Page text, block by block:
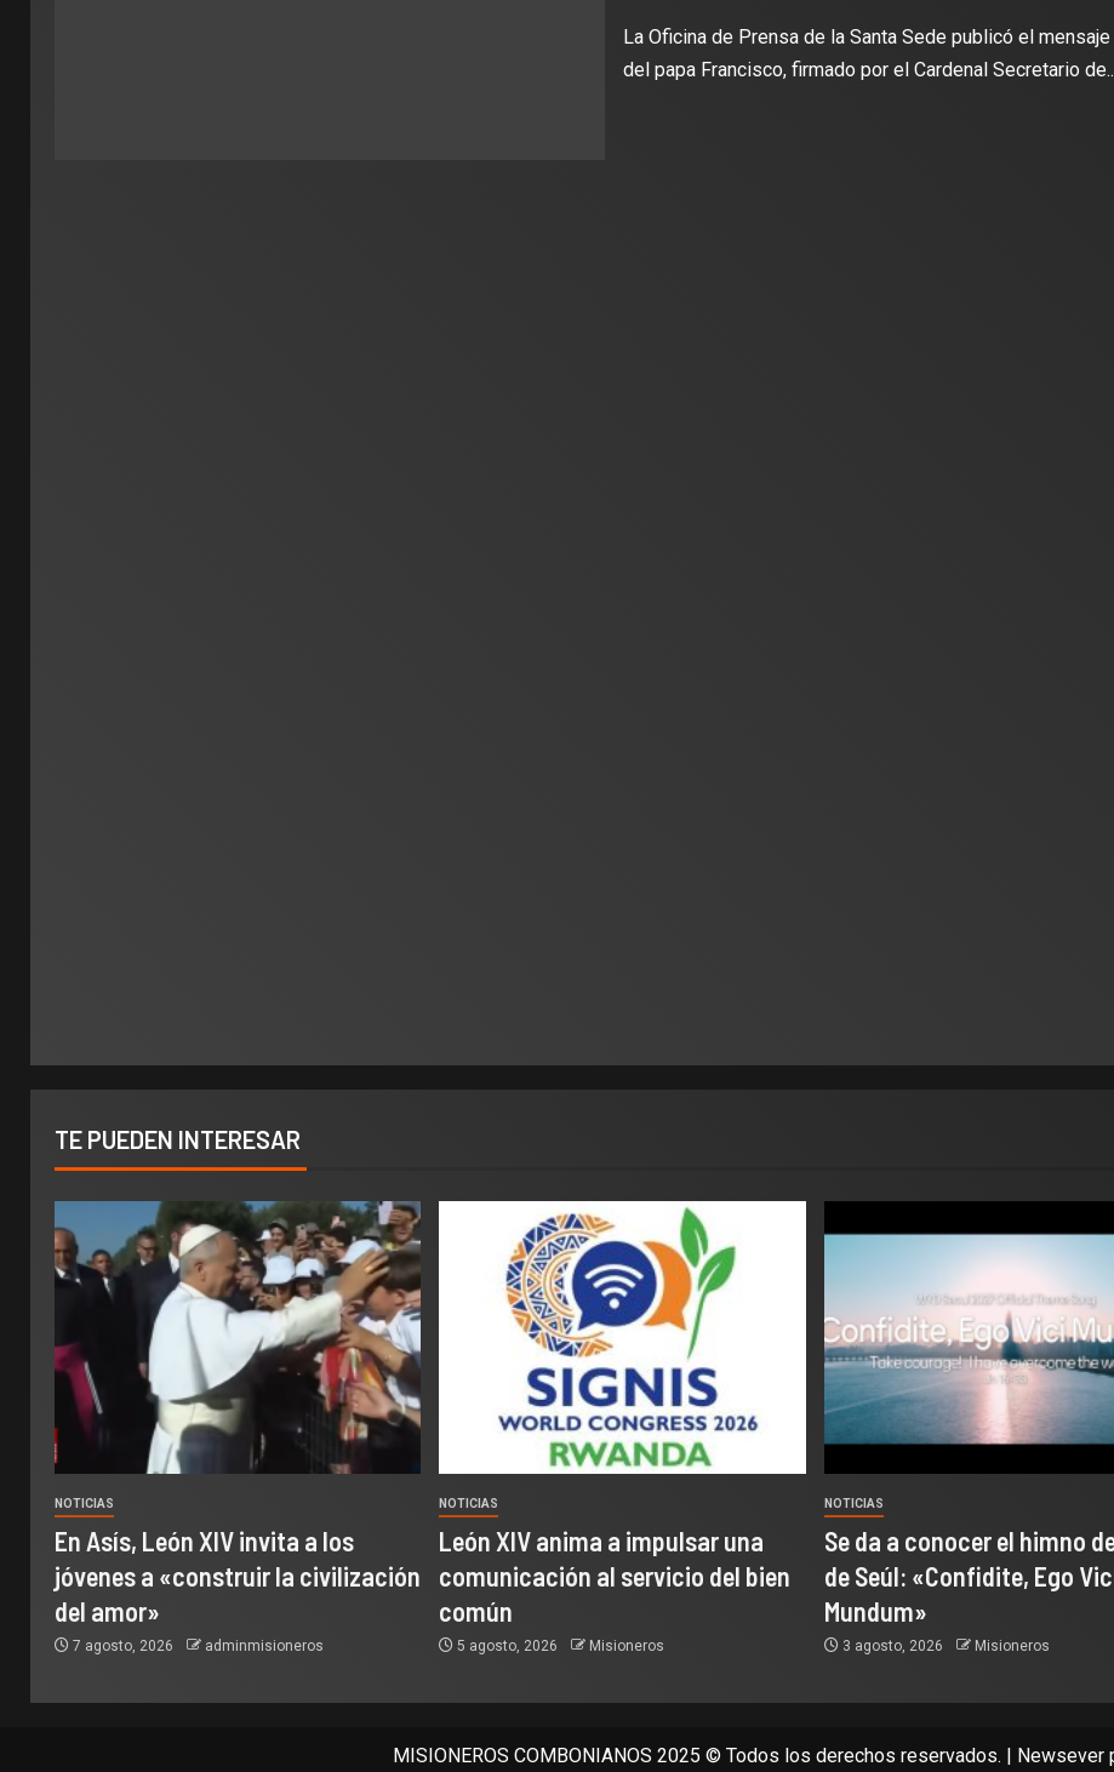
La Oficina de Prensa de la Santa Sede publicó el mensaje
del papa Francisco, firmado por el Cardenal Secretario
TE PUEDEN INTERESAR
NOTICIAS
En Asís, León XIV invita a los
jóvenes a «construir la civilización
del amor»
7 agosto, 2026 adminmisioneros
NOTICIAS
León XIV anima a impulsar una
comunicación al servicio del bien
común
5 agosto, 2026 Misioneros
NOTICIAS
Se da a conocer el himno
de Seúl: «Confidite, Ego
Mundum»
3 agosto, 2026 Misioneros
MISIONEROS COMBONIANOS 2025 © Todos los derechos reservados. | Newsever